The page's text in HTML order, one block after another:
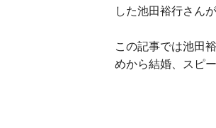
した池田裕行さん
この記事では池田
めから結婚、スピ